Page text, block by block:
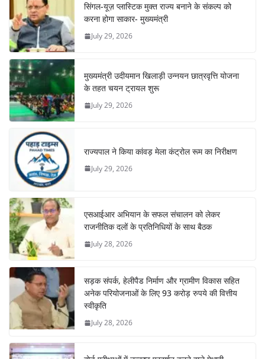
सिंगल-यूज़ प्लास्टिक मुक्त राज्य बनाने के संकल्प को
करना होगा साकार- मुख्यमंत्री
July 29, 2026
मुख्यमंत्री उदीयमान खिलाड़ी उन्नयन छात्रवृत्ति योजना
के तहत चयन ट्रायल शुरू
July 29, 2026
राज्यपाल ने किया कांवड़ मेला कंट्रोल रूम का निरीक्षण
July 29, 2026
एसआईआर अभियान के सफल संचालन को लेकर
राजनीतिक दलों के प्रतिनिधियों के साथ बैठक
July 28, 2026
सड़क संपर्क, हेलीपैड निर्माण और ग्रामीण विकास सहित
अनेक परियोजनाओं के लिए 93 करोड़ रुपये की वित्तीय
स्वीकृति
July 28, 2026